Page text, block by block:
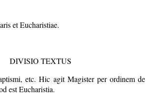
et Eucharistiae.
DIVISIO TEXTUS
etc. Hic agit Magister per ordinem de
est Eucharistia.